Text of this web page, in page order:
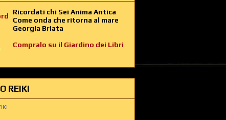
Ricordati chi Sei Anima Antica
Come onda che ritorna al mare
Georgia Briata
Compralo su il Giardino dei Libri
REIKI